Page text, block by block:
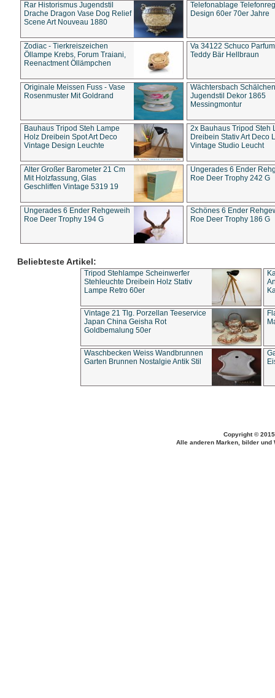
Rar Historismus Jugendstil
Drache Dragon Vase Dog Relief
Scene Art Nouveau 1880
Telefonablage
Design 60er 70er Jahre
Zodiac - Tierkreiszeichen
Öllampe Krebs, Forum Traiani,
Reenactment Öllämpchen
Va 34122 Schuco
Teddy Bär Hellbraun
Originale Meissen Fuss - Vase
Rosenmuster Mit Goldrand
Wächtersbach Schälchen
Jugendstil Dekor 1865
Messingmontur
Bauhaus Tripod Steh Lampe
Holz Dreibein Spot Art Deco
Vintage Design Leuchte
2x Bauhaus Tripod Steh
Dreibein Stativ Art Deco
Vintage Studio Leucht
Alter Großer Barometer 21 Cm
Mit Holzfassung, Glas
Geschliffen Vintage 5319 19
Ungerades 6 Ender
Roe Deer Trophy 242 G
Ungerades 6 Ender Rehgeweih
Roe Deer Trophy 194 G
Schönes 6 Ender
Roe Deer Trophy 186 G
Beliebteste Artikel:
Tripod Stehlampe Scheinwerfer
Stehleuchte Dreibein Holz Stativ
Lampe Retro 60er
Vintage 21 Tlg. Porzellan Teeservice
Japan China Geisha Rot
Goldbemalung 50er
Waschbecken Weiss Wandbrunnen
Garten Brunnen Nostalgie Antik Stil
Copyright ©
Alle anderen Marken, bilder und